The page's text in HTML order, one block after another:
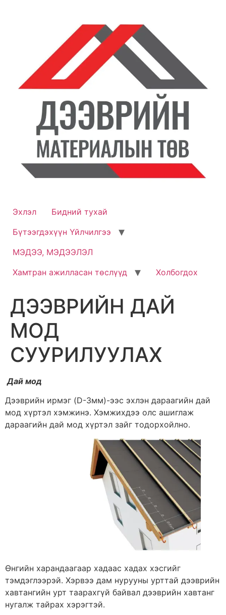
Эхлэл
Бидний тухай
Бүтээгдэхүүн Үйлчилгээ
МЭДЭЭ, МЭДЭЭЛЭЛ
Хамтран ажилласан төслүүд
Холбогдох
ДЭЭВРИЙН ДАЙ
МОД
СУУРИЛУУЛАХ
Дай мод
Дээврийн ирмэг (D-3мм)-ээс эхлэн дараагийн дай
мод хүртэл хэмжинэ. Хэмжихдээ олс ашиглаж
дараагийн дай мод хүртэл зайг тодорхойлно.
Өнгийн харандаагаар хадаас хадах хэсгийг
тэмдэглээрэй. Хэрвээ дам нурууны урттай дээврийн
хавтангийн урт таарахгүй байвал дээврийн хавтанг
нугалж тайрах хэрэгтэй.